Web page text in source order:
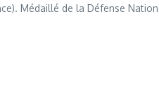
Médaillé de la Défense